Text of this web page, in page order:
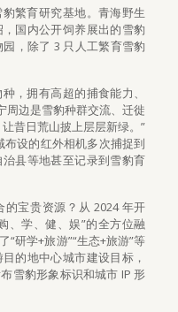
繁育研究基地。青海野生
国内公开饲养展出的雪豹
，除了 3 只人工繁育雪豹
，拥有高超的捕食能力、
周边是雪豹种群交流、迁徙
昔日荒山披上层层新绿。”
设的红外相机多次捕捉到
县等地甚至记录到雪豹育
宝贵资源？从 2024 年开
、学、健、娱”的全方位融
研学+旅游”“生态+旅游”等
的地中心城市建设目标，
雪豹形象标识和城市 IP 形